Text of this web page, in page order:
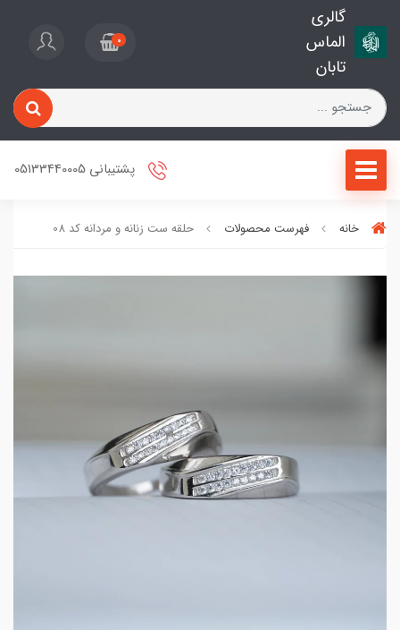
گالری
الماس
تابان
0
پشتیبانی 05133440005
خانه فهرست محصولات حلقه ست زنانه و مردانه کد 08